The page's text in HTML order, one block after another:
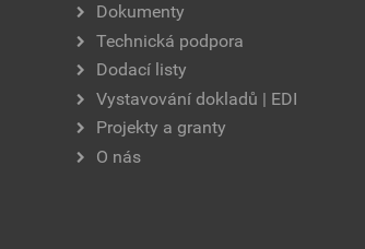
Dokumenty
Technická podpora
Dodací listy
Vystavování dokladů | EDI
Projekty a granty
O nás